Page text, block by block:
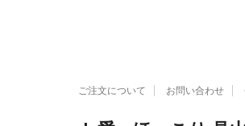
ご注文について お問い合わせ